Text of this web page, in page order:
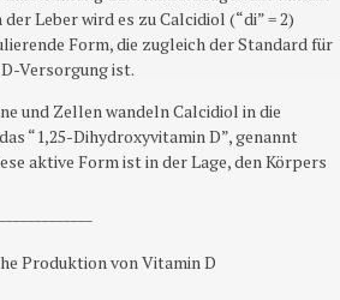
Leber wird es zu Calcidiol (“di” = 2)
Form, die zugleich der Standard für
Versorgung ist.
und Zellen wandeln Calcidiol in die
“1,25-Dihydroxyvitamin D”, genannt
aktive Form ist in der Lage, den Körpers
Produktion von Vitamin D